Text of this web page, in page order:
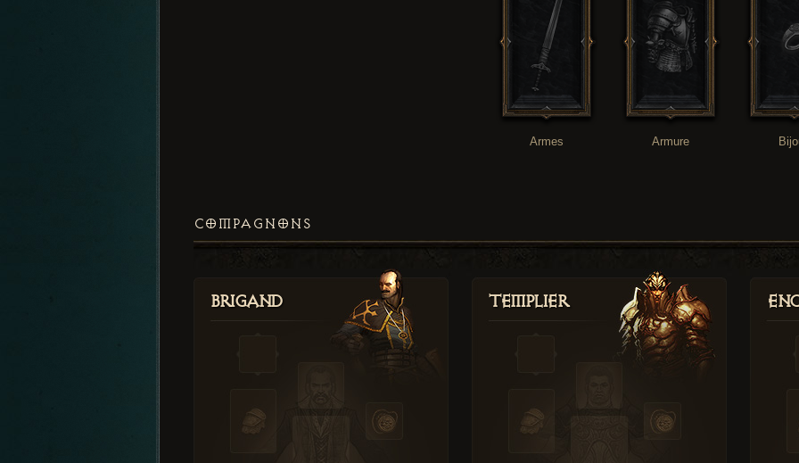
Armes Armure
COMPAGNONS
Brigand Templier